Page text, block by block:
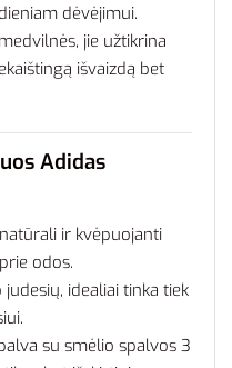
dėvėjimui.
jie užtikrina
išvaizdą bet
Adidas
ir kvėpuojanti
odos.
judesių, idealiai tinka tiek
su smėlio spalvos 3